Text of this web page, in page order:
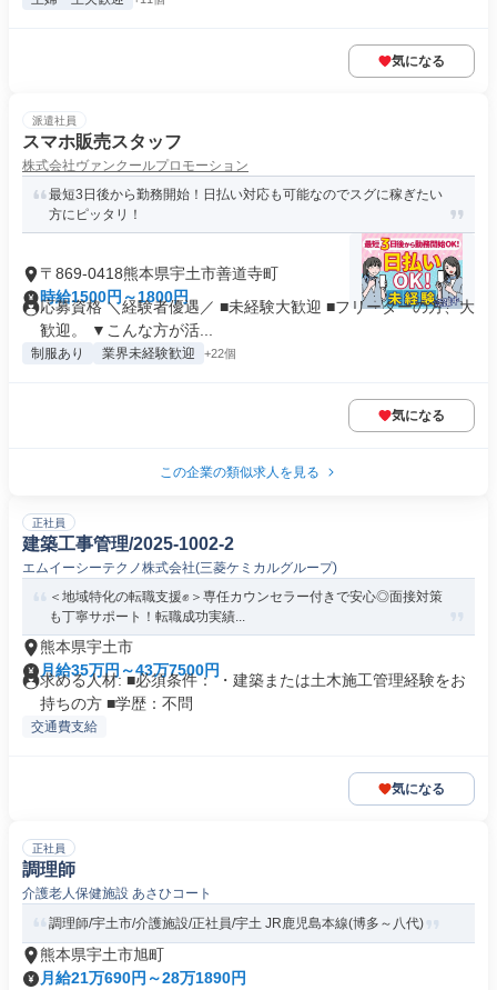
気になる
派遣社員
スマホ販売スタッフ
株式会社ヴァンクールプロモーション
最短3日後から勤務開始！日払い対応も可能なのでスグに稼ぎたい
方にピッタリ！
〒869-0418熊本県宇土市善道寺町
時給1500円～1800円
応募資格 ＼経験者優遇／ ■未経験大歓迎 ■フリーターの方、大
歓迎。 ▼こんな方が活...
制服あり 業界未経験歓迎 +22個
気になる
この企業の類似求人を見る
正社員
建築工事管理/2025-1002-2
エムイーシーテクノ株式会社(三菱ケミカルグループ)
＜地域特化の転職支援✊️＞専任カウンセラー付きで安心◎面接対策
も丁寧サポート！転職成功実績...
熊本県宇土市
月給35万円～43万7500円
求める人材: ■必須条件： ・建築または土木施工管理経験をお
持ちの方 ■学歴：不問
交通費支給
気になる
正社員
調理師
介護老人保健施設 あさひコート
調理師/宇土市/介護施設/正社員/宇土 JR鹿児島本線(博多～八代)
熊本県宇土市旭町
月給21万690円～28万1890円